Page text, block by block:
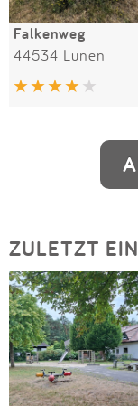
Falkenweg
44534 Lünen
ZULETZT